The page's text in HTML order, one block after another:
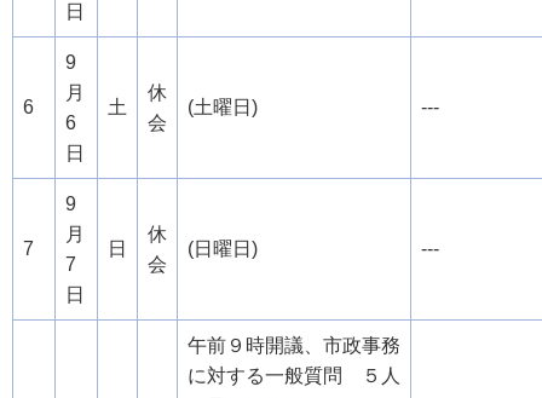
日
6
9
月
6
日
土
休
会
(土曜日) ---
7
9
月
7
日
日
休
会
(日曜日) ---
午前９時開議、市政事務
に対する一般質問 ５人